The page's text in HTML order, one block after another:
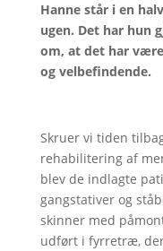
Hanne står i en
ugen. Det har hun
om, at det har
og velbefindende.
Skruer vi tiden
rehabilitering af
blev de indlagte
gangstativer og
skinner med
udført i fyrretræ,